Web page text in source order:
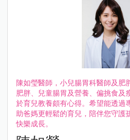
陳如瑩醫師，小兒腸胃科醫師及肥
肥胖、兒童腸胃及營養、偏挑食及
於育兒教養頗有心得。希望能透過
助爸媽更輕鬆的育兒，陪伴您守護
快樂成長。